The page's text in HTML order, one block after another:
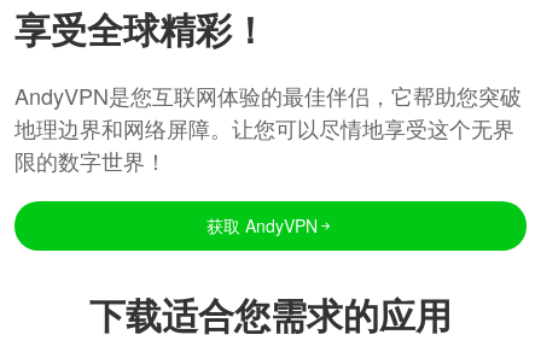
享受全球精彩！
AndyVPN是您互联网体验的最佳伴侣，它帮助您突破
地理边界和网络屏障。让您可以尽情地享受这个无界
限的数字世界！
获取 AndyVPN
下载适合您需求的应用